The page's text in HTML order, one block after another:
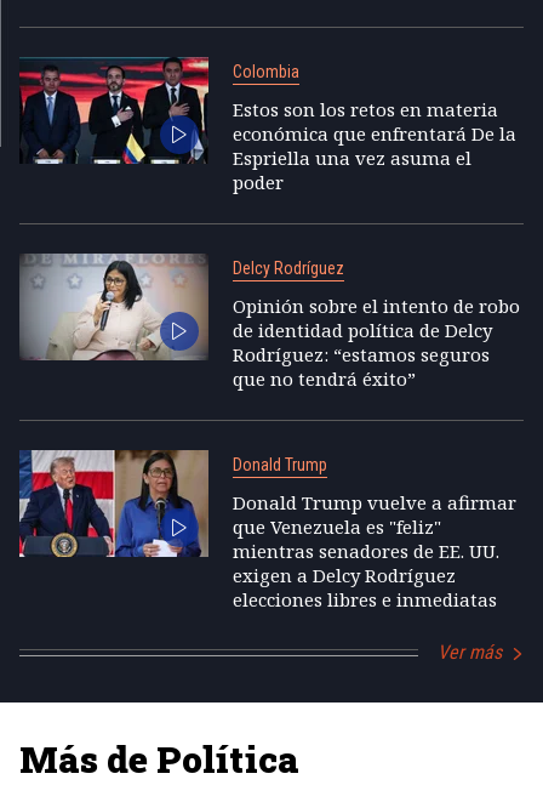
Colombia
Estos son los retos en materia
económica que enfrentará De la
Espriella una vez asuma el
poder
Delcy Rodríguez
Opinión sobre el intento de robo
de identidad política de Delcy
Rodríguez: “estamos seguros
que no tendrá éxito”
Donald Trump
Donald Trump vuelve a afirmar
que Venezuela es "feliz"
mientras senadores de EE. UU.
exigen a Delcy Rodríguez
elecciones libres e inmediatas
Ver más
Más de Política